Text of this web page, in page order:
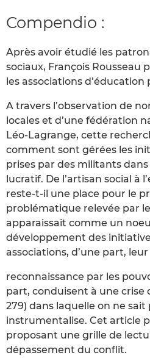
Compendio :
Après avoir étudié les
sociaux, François Rousseau
les associations d’éducation
A travers l’observation de
locales et d’une fédération
Léo-Lagrange, cette
comment sont gérées les
prises par des militants
lucratif. De l’artisan social à
reste-t-il une place pour le
problématique relevée par
apparaissait comme un
développement des
associations, d’une part, leur
reconnaissance par les
part, conduisent à une crise
279) dans laquelle on ne sait
instrumentalise. Cet article
proposant une grille de
dépassement du conflit.